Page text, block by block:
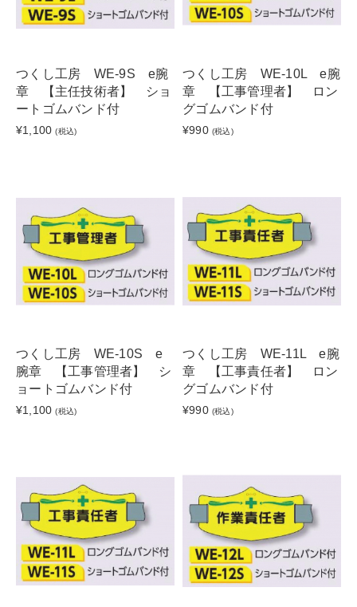
つくし工房 WE-9S e腕
章 【主任技術者】 ショ
ートゴムバンド付
¥1,100 (税込)
つくし工房 WE-10L e腕
章 【工事管理者】 ロン
グゴムバンド付
¥990 (税込)
つくし工房 WE-10S e
腕章 【工事管理者】 シ
ョートゴムバンド付
¥1,100 (税込)
つくし工房 WE-11L e腕
章 【工事責任者】 ロン
グゴムバンド付
¥990 (税込)